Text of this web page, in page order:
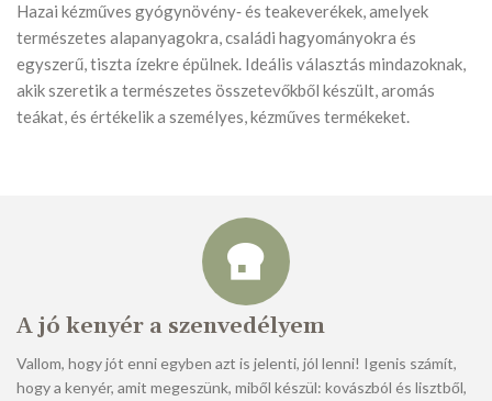
Hazai kézműves gyógynövény‑ és teakeverékek, amelyek
természetes alapanyagokra, családi hagyományokra és
egyszerű, tiszta ízekre épülnek. Ideális választás mindazoknak,
akik szeretik a természetes összetevőkből készült, aromás
teákat, és értékelik a személyes, kézműves termékeket.
A jó kenyér a szenvedélyem
Vallom, hogy jót enni egyben azt is jelenti, jól lenni! Igenis számít,
hogy a kenyér, amit megeszünk, miből készül: kovászból és lisztből,